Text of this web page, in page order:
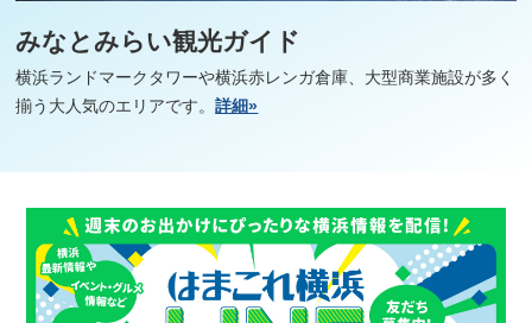
みなとみらい観光ガイド
横浜ランドマークタワーや横浜赤レンガ倉庫、大型商業施設が多く
揃う大人気のエリアです。詳細»